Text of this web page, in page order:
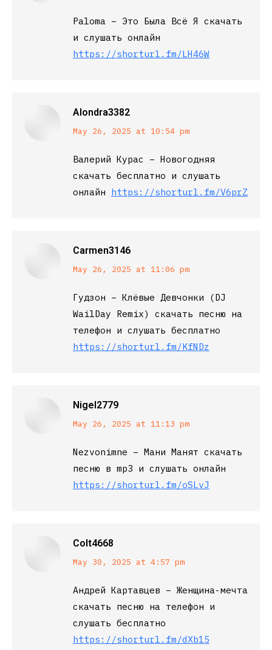
Paloma – Это Была Всё Я скачать
и слушать онлайн
https://shorturl.fm/LH46W
Alondra3382
says:
May 26, 2025 at 10:54 pm
Валерий Курас – Новогодняя
скачать бесплатно и слушать
онлайн https://shorturl.fm/V6prZ
Carmen3146
says:
May 26, 2025 at 11:06 pm
Гудзон – Клёвые Девчонки (DJ
WailDay Remix) скачать песню на
телефон и слушать бесплатно
https://shorturl.fm/KfNDz
Nigel2779
says:
May 26, 2025 at 11:13 pm
Nezvonimne – Мани Манят скачать
песню в mp3 и слушать онлайн
https://shorturl.fm/oSLvJ
Colt4668
says:
May 30, 2025 at 4:57 pm
Андрей Картавцев – Женщина-мечта
скачать песню на телефон и
слушать бесплатно
https://shorturl.fm/dXb15